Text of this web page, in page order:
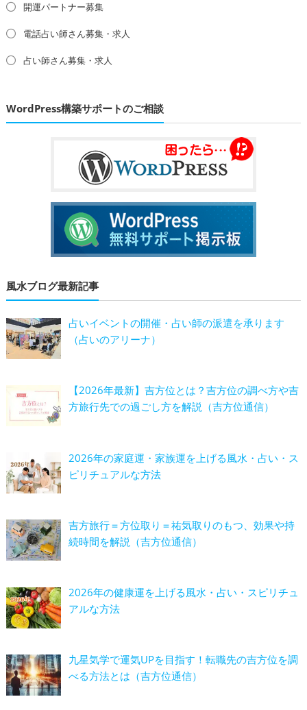
開運パートナー募集
電話占い師さん募集・求人
占い師さん募集・求人
WordPress構築サポートのご相談
風水ブログ最新記事
占いイベントの開催・占い師の派遣を承ります
（占いのアリーナ）
【2026年最新】吉方位とは？吉方位の調べ方や吉
方旅行先での過ごし方を解説（吉方位通信）
2026年の家庭運・家族運を上げる風水・占い・ス
ピリチュアルな方法
吉方旅行＝方位取り＝祐気取りのもつ、効果や持
続時間を解説（吉方位通信）
2026年の健康運を上げる風水・占い・スピリチュ
アルな方法
九星気学で運気UPを目指す！転職先の吉方位を調
べる方法とは（吉方位通信）